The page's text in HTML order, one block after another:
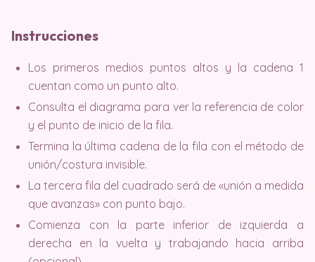
Instrucciones
Los primeros medios puntos altos y la cadena 1
cuentan como un punto alto.
Consulta el diagrama para ver la referencia de color
y el punto de inicio de la fila.
Termina la última cadena de la fila con el método de
unión/costura invisible.
La tercera fila del cuadrado será de «unión a medida
que avanzas» con punto bajo.
Comienza con la parte inferior de izquierda a
derecha en la vuelta y trabajando hacia arriba